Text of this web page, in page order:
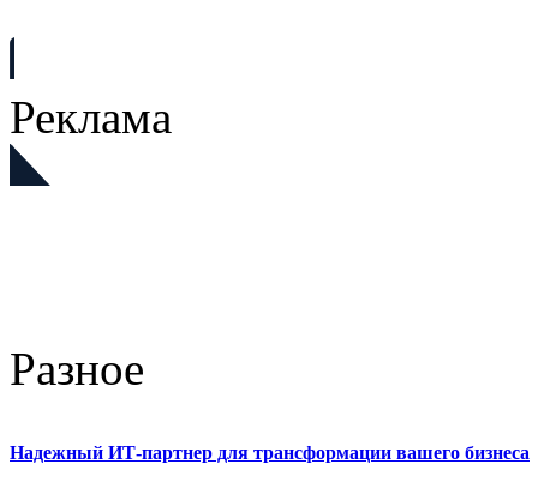
Реклама
Разное
Надежный ИТ-партнер для трансформации вашего бизнеса